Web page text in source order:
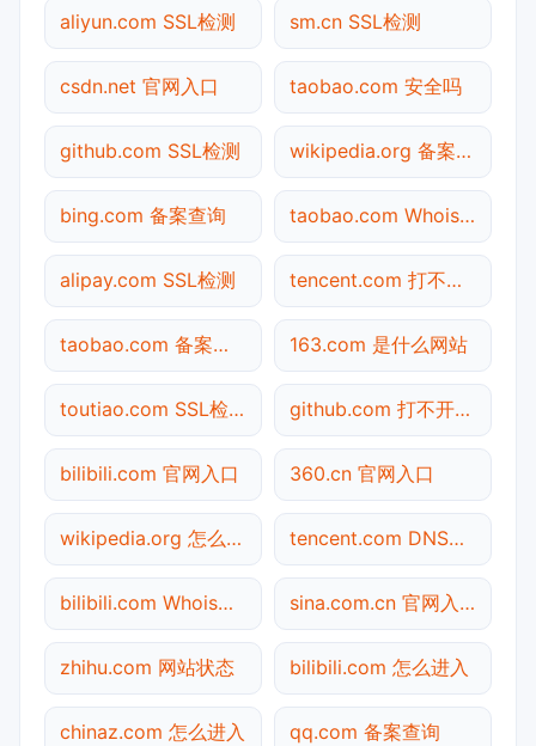
aliyun.com SSL检测 sm.cn SSL检测
csdn.net 官网入口 taobao.com 安全吗
github.com SSL检测 wikipedia.org 备案查询
bing.com 备案查询 taobao.com Whois查询
alipay.com SSL检测 tencent.com 打不开检测
taobao.com 备案查询 163.com 是什么网站
toutiao.com SSL检测 github.com 打不开检测
bilibili.com 官网入口 360.cn 官网入口
wikipedia.org 怎么进入 tencent.com DNS解析
bilibili.com Whois查询 sina.com.cn 官网入口
zhihu.com 网站状态 bilibili.com 怎么进入
chinaz.com 怎么进入 qq.com 备案查询